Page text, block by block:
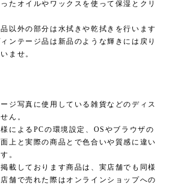
たオイルやワックスを使って保湿とクリ
以外の部分は水拭きや乾拭きを行います
ンテージ品は新品のような輝きには戻り
ませ。
ジ写真に使用している雑貨などのディス
ん。
によるPCの環境設定、OSやブラウザの
上と実際の商品とで色合いや質感に違い
。
載しております商品は、実店舗でも同様
舗で売れた際はオンラインショップへの